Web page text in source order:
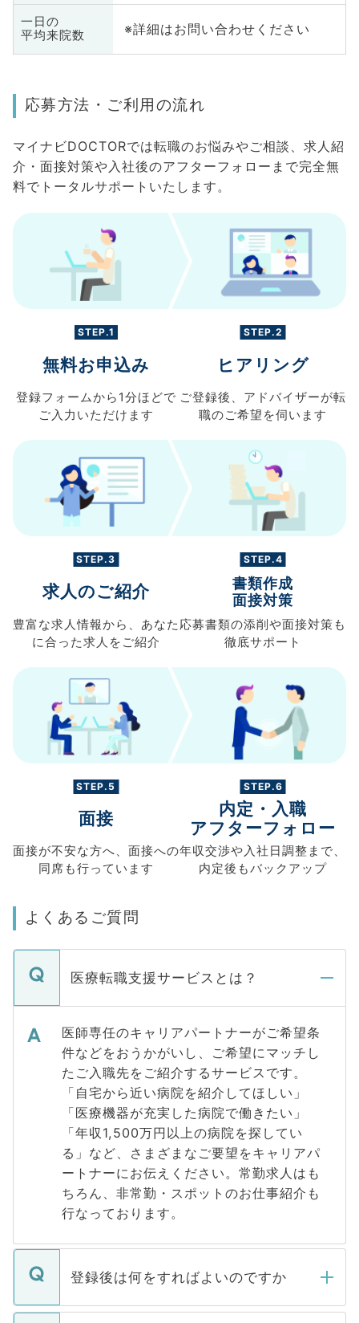
一日の
平均来院数
※詳細はお問い合わせください
応募方法・ご利用の流れ
マイナビDOCTORでは転職のお悩みやご相談、求人紹
介・面接対策や入社後のアフターフォローまで完全無
料でトータルサポートいたします。
STEP.1
無料お申込み
登録フォームから 1分ほどで
ご入力 いただけます
STEP.2
ヒアリング
ご登録後、 アドバイザーが転
職のご希望を伺います
STEP.3
求人のご紹介
豊富な求人情報から、 あなた
に合った求人を ご紹介
STEP.4
書類作成
面接対策
応募書類の添削や面接対策も
徹底サポート
STEP.5
面接
面接が不安な方へ、 面接への
同席も行っています
STEP.6
内定・入職
アフターフォロー
年収交渉や入社日調整まで、
内定後もバックアップ
よくあるご質問
医療転職支援サービスとは？
医師専任のキャリアパートナーがご希望条
件などをおうかがいし、ご希望にマッチし
たご入職先をご紹介するサービスです。
「自宅から近い病院を紹介してほしい」
「医療機器が充実した病院で働きたい」
「年収1,500万円以上の病院を探してい
る」など、さまざまなご要望をキャリアパ
ートナーにお伝えください。常勤求人はも
ちろん、非常勤・スポットのお仕事紹介も
行なっております。
登録後は何をすればよいのですか
ご登録いただきましたら、弊社担当者がご